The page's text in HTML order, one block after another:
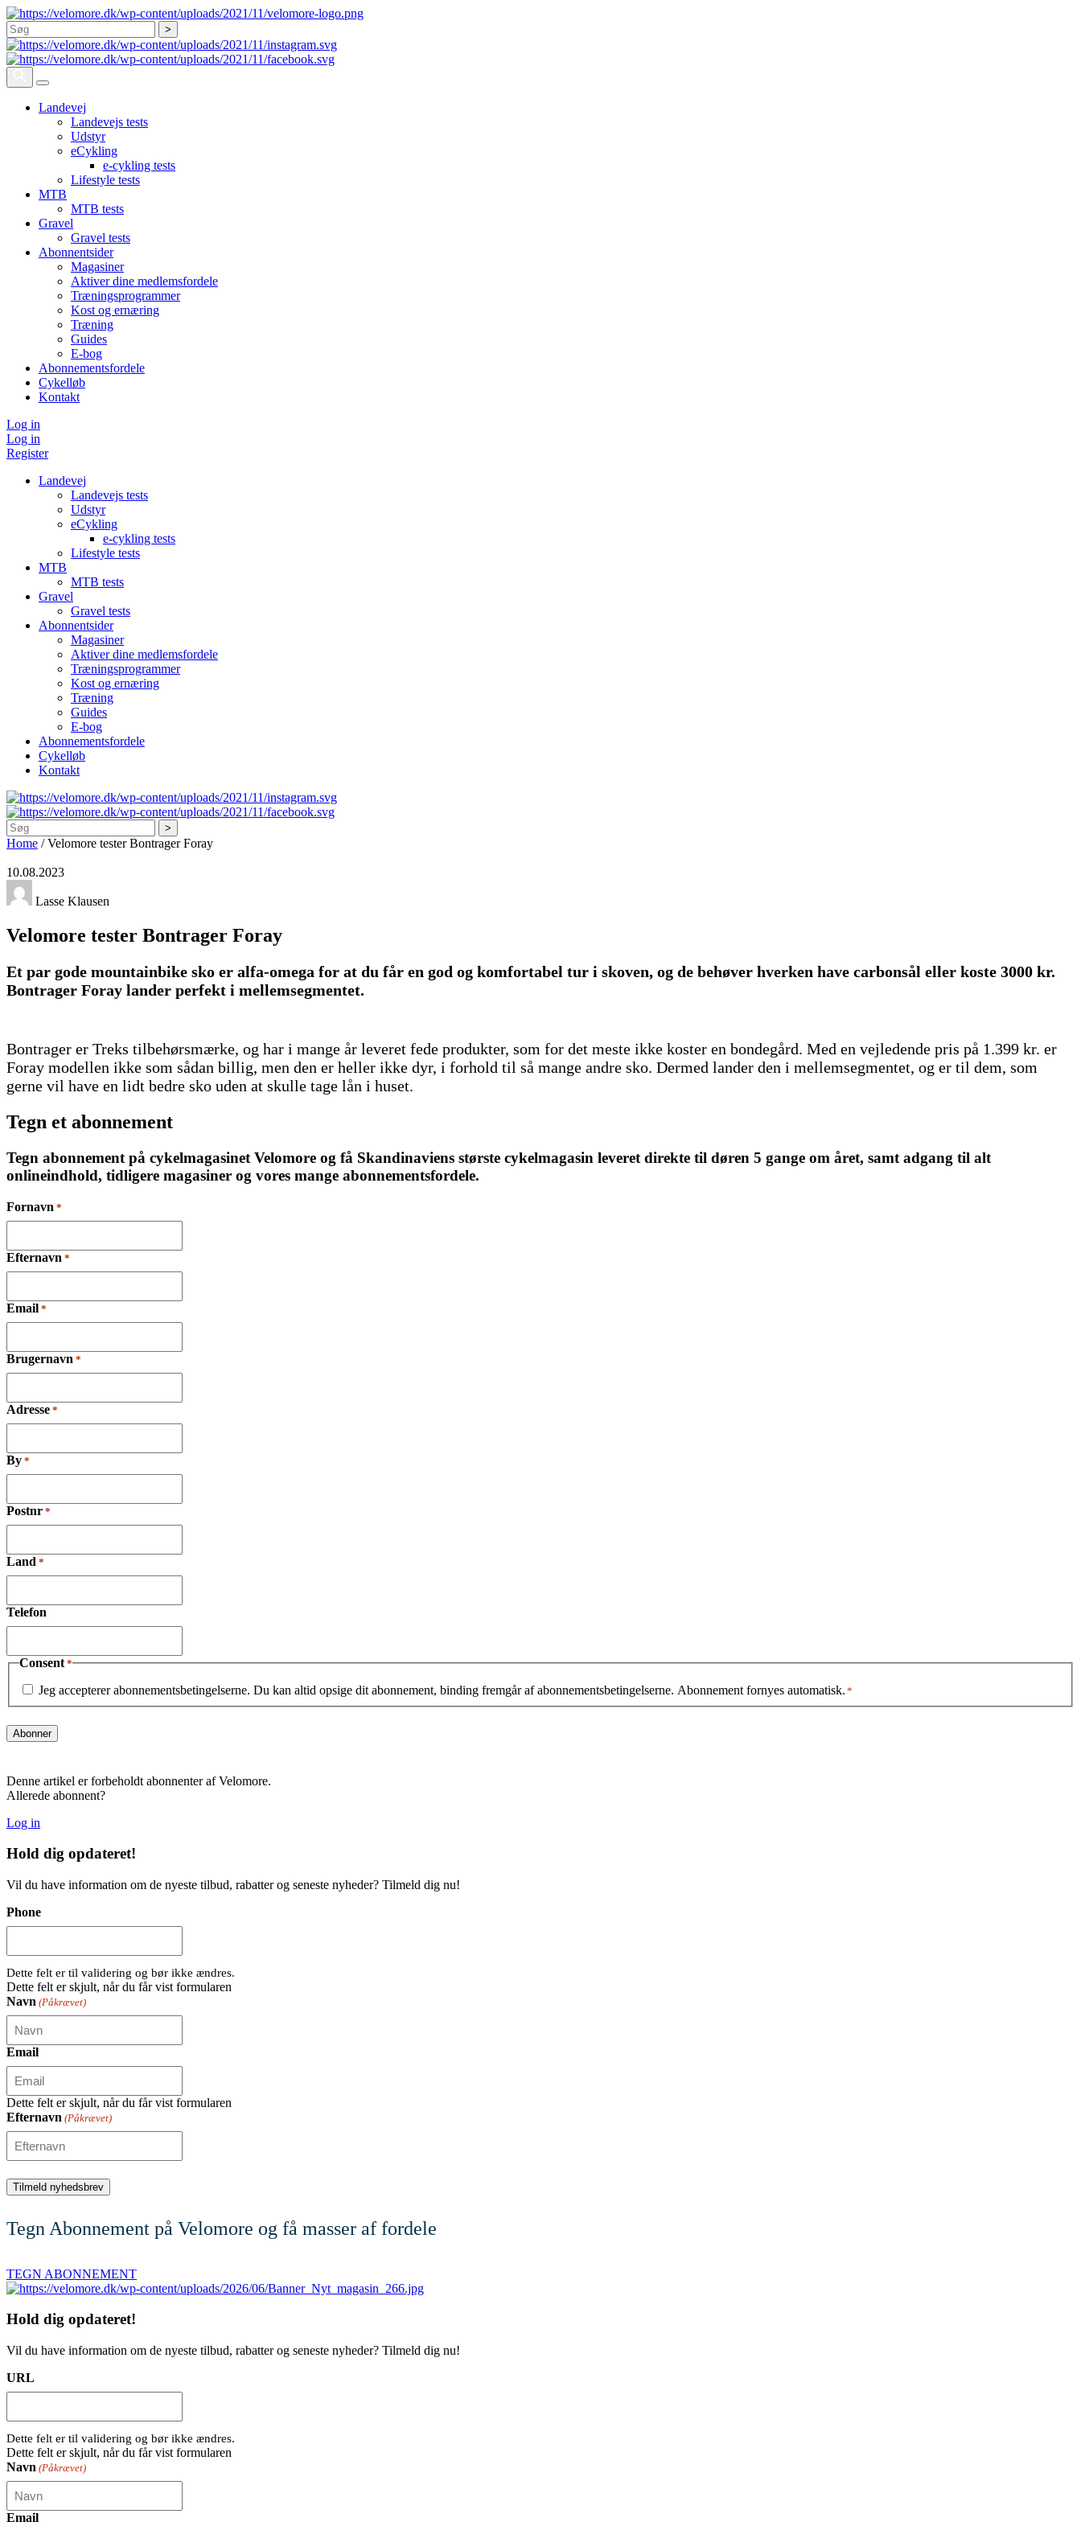
Søg
Landevej
Landevejs tests
Udstyr
eCykling
e-cykling tests
Lifestyle tests
MTB
MTB tests
Gravel
Gravel tests
Abonnentsider
Magasiner
Aktiver dine medlemsfordele
Træningsprogrammer
Kost og ernæring
Træning
Guides
E-bog
Abonnementsfordele
Cykelløb
Kontakt
Log in
Log in
Register
Landevej
Landevejs tests
Udstyr
eCykling
e-cykling tests
Lifestyle tests
MTB
MTB tests
Gravel
Gravel tests
Abonnentsider
Magasiner
Aktiver dine medlemsfordele
Træningsprogrammer
Kost og ernæring
Træning
Guides
E-bog
Abonnementsfordele
Cykelløb
Kontakt
Søg
Home /Velomore tester Bontrager Foray
10.08.2023
Lasse Klausen
Velomore tester Bontrager Foray
Et par gode mountainbike sko er alfa-omega for at du får en god og komfortabel tur i skoven, og de behøver hverken have carbonsål eller koste 3000 kr.
Bontrager Foray lander perfekt i mellemsegmentet.
Bontrager er Treks tilbehørsmærke, og har i mange år leveret fede produkter, som for det meste ikke koster en bondegård. Med en vejledende pris på 1.399 kr. er
Foray modellen ikke som sådan billig, men den er heller ikke dyr, i forhold til så mange andre sko. Dermed lander den i mellemsegmentet, og er til dem, som
gerne vil have en lidt bedre sko uden at skulle tage lån i huset.
Tegn et abonnement
Tegn abonnement på cykelmagasinet Velomore og få Skandinaviens største cykelmagasin leveret direkte til døren 5 gange om året, samt adgang til alt
onlineindhold, tidligere magasiner og vores mange abonnementsfordele.
Fornavn *
Efternavn *
Email *
Brugernavn *
Adresse *
By *
Postnr *
Land *
Telefon
Consent *
Jeg accepterer abonnementsbetingelserne. Du kan altid opsige dit abonnement, binding fremgår af abonnementsbetingelserne. Abonnement fornyes automatisk. *
Denne artikel er forbeholdt abonnenter af Velomore.
Allerede abonnent?
Log in
Hold dig opdateret!
Vil du have information om de nyeste tilbud, rabatter og seneste nyheder? Tilmeld dig nu!
Phone
Dette felt er til validering og bør ikke ændres.
Dette felt er skjult, når du får vist formularen
Navn (Påkrævet)
Email
Dette felt er skjult, når du får vist formularen
Efternavn (Påkrævet)
Tegn Abonnement på Velomore og få masser af fordele
TEGN ABONNEMENT
Hold dig opdateret!
Vil du have information om de nyeste tilbud, rabatter og seneste nyheder? Tilmeld dig nu!
URL
Dette felt er til validering og bør ikke ændres.
Dette felt er skjult, når du får vist formularen
Navn (Påkrævet)
Email